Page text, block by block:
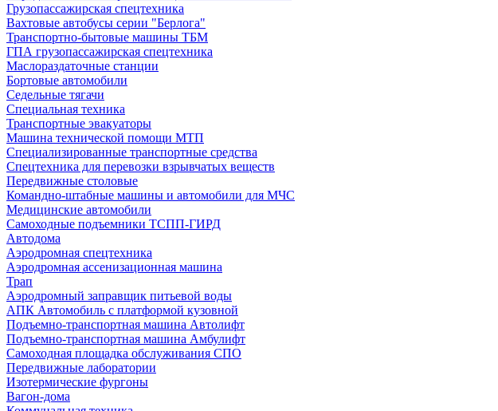
Грузопассажирская спецтехника
Вахтовые автобусы серии "Берлога"
Транспортно-бытовые машины ТБМ
ГПА грузопассажирская спецтехника
Маслораздаточные станции
Бортовые автомобили
Седельные тягачи
Специальная техника
Транспортные эвакуаторы
Машина технической помощи МТП
Специализированные транспортные средства
Спецтехника для перевозки взрывчатых веществ
Передвижные столовые
Командно-штабные машины и автомобили для МЧС
Медицинские автомобили
Самоходные подъемники ТСПП-ГИРД
Автодома
Аэродромная спецтехника
Аэродромная ассенизационная машина
Трап
Аэродромный заправщик питьевой воды
АПК Автомобиль с платформой кузовной
Подъемно-транспортная машина Автолифт
Подъемно-транспортная машина Амбулифт
Самоходная площадка обслуживания СПО
Передвижные лаборатории
Изотермические фургоны
Вагон-дома